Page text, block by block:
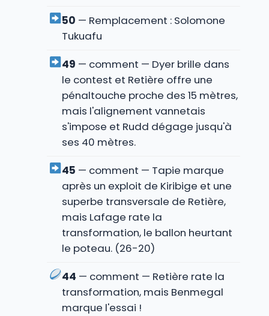
50 — Remplacement : Solomone
Tukuafu
49 — comment — Dyer brille dans
le contest et Retière offre une
pénaltouche proche des 15 mètres,
mais l'alignement vannetais
s'impose et Rudd dégage jusqu'à
ses 40 mètres.
45 — comment — Tapie marque
après un exploit de Kiribige et une
superbe transversale de Retière,
mais Lafage rate la
transformation, le ballon heurtant
le poteau. (26-20)
44 — comment — Retière rate la
transformation, mais Benmegal
marque l'essai !